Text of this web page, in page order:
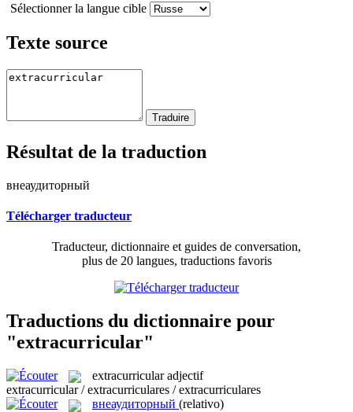
Sélectionner la langue cible
Texte source
Résultat de la traduction
внеаудиторный
Télécharger traducteur
Traducteur, dictionnaire et guides de conversation,
plus de 20 langues, traductions favoris
Traductions du dictionnaire pour
"extracurricular"
extracurricular adjectif
extracurricular / extracurriculares / extracurriculares
внеаудиторный (relativo)